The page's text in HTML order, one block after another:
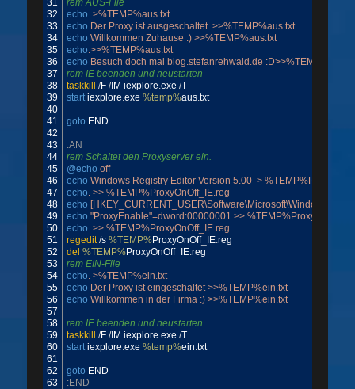
31
32
33
34
35
36
37
38
39
40
41
42
43
44
45
46
47
48
49
50
51
52
53
54
55
56
57
58
59
60
61
62
63
rem AUS-File
echo. >%TEMP%aus.txt
echo Der Proxy ist ausgeschaltet  >>%TEMP%aus.txt
echo Willkommen Zuhause :) >>%TEMP%aus.txt
echo.>>%TEMP%aus.txt
echo Besuch doch mal blog.stefanrehwald.de
rem IE beenden und neustarten
taskkill
/F /IM iexplore.exe /T
start iexplore.exe %temp%aus.txt
goto END
:AN
rem Schaltet den Proxyserver ein.
@echo off
echo Windows Registry Editor Version 5.00  >
echo. >> %TEMP%ProxyOnOff_IE.reg
echo
echo "ProxyEnable"=dword:00000001 >>
echo. >> %TEMP%ProxyOnOff_IE.reg
regedit /s %TEMP%ProxyOnOff_ IE.reg
del %TEMP%ProxyOnOff_ IE.reg
rem EIN-File
echo. >%TEMP%ein.txt
echo Der Proxy ist eingeschaltet >>%TEMP%ein.txt
echo Willkommen in der Firma :) >>%TEMP%ein.txt
rem IE beenden und neustarten
taskkill
/F /IM iexplore.exe /T
start iexplore.exe %temp%ein.txt
goto END
:END